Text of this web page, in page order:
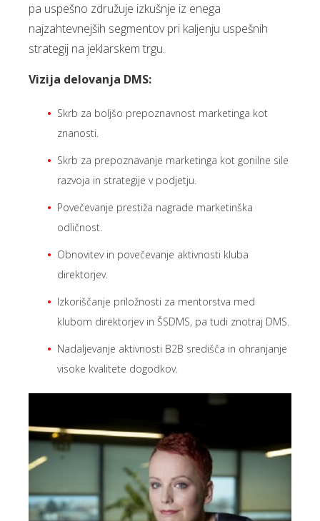
pa uspešno združuje izkušnje iz enega
najzahtevnejših segmentov pri kaljenju uspešnih
strategij na jeklarskem trgu.
Vizija delovanja DMS:
Skrb za boljšo prepoznavnost marketinga kot
znanosti.
Skrb za prepoznavanje marketinga kot gonilne sile
razvoja in strategije v podjetju.
Povečevanje prestiža nagrade marketinška
odličnost.
Obnovitev in povečevanje aktivnosti kluba
direktorjev.
Izkoriščanje priložnosti za mentorstva med
klubom direktorjev in ŠSDMS, pa tudi znotraj DMS.
Nadaljevanje aktivnosti B2B središča in ohranjanje
visoke kvalitete dogodkov.